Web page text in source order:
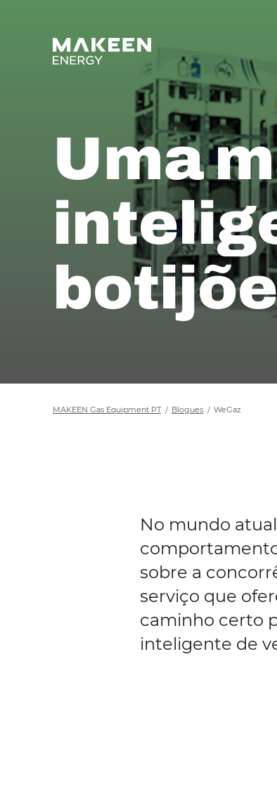
Uma
MAKEEN Gas Equipment PT Blogues WeGaz
No mundo
sobre a
serviço que
caminho certo
inteligente de